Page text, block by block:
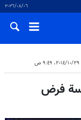
٠٦‏/٠٨‏/٢٠٢٦
٢٩‏/١٠‏/٢٠١٤، ٩:٤٩ ص
فرض